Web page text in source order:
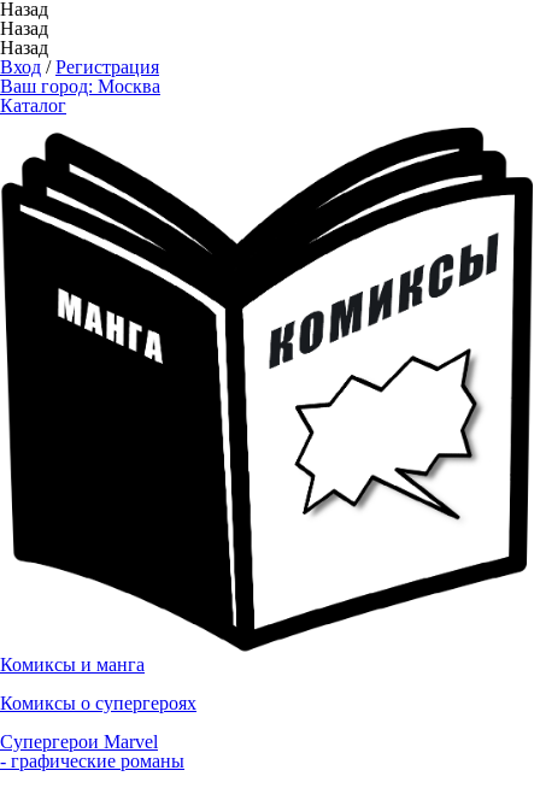
Назад
Назад
Назад
Вход /Регистрация
Ваш город: Москва
Каталог
Комиксы и манга
Комиксы о супергероях
Супергерои Marvel
- графические романы